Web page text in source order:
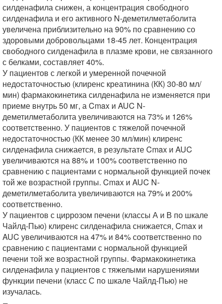
силденафила снижен, а концентрация свободного
силденафила и его активного N-деметилметаболита
увеличена приблизительно на 90% по сравнению со
здоровыми добровольцами 18-45 лет. Концентрация
свободного силденафила в плазме крови, не связанного
с белками, составляет 40%.
У пациентов с легкой и умеренной почечной
недостаточностью (клиренс креатинина (КК) 30-80 мл/
мин) фармакокинетика силденафила не изменяется при
приеме внутрь 50 мг, а Cmax и AUC N-
деметилметаболита увеличиваются на 73% и 126%
соответственно. У пациентов с тяжелой почечной
недостаточностью (КК менее 30 мл/мин) клиренс
силденафила снижается, в результате Cmax и AUC
увеличиваются на 88% и 100% соответственно по
сравнению с пациентами с нормальной функцией почек
той же возрастной группы. Cmax и AUC N-
деметилметаболита увеличиваются на 79% и 200%
соответственно.
У пациентов с циррозом печени (классы А и В по шкале
Чайлд-Пью) клиренс силденафила снижается, Cmax и
AUC увеличиваются на 47% и 84% соответственно по
сравнению с пациентами с нормальной функцией
печени той же возрастной группы. Фармакокинетика
силденафила у пациентов с тяжелыми нарушениями
функции печени (класс С по шкале Чайлд-Пью) не
изучалась.